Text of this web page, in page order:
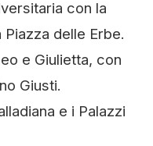
con la
Piazza delle Erbe.
e Giulietta, con
Giusti.
e i Palazzi